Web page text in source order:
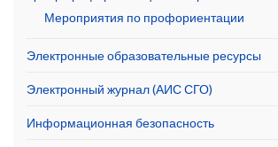
Мероприятия по профориентации
Электронные образовательные ресурсы
Электронный журнал (АИС СГО)
Информационная безопасность